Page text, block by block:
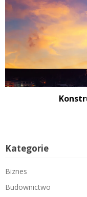
Kategorie
Biznes
Budownictwo